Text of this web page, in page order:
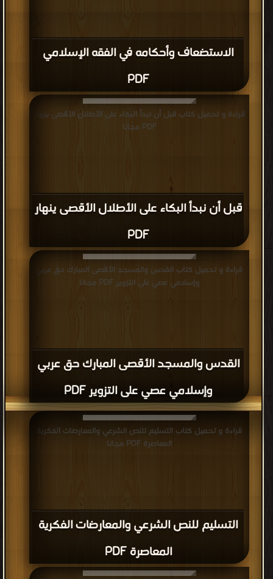
الاستضعاف وأحكامه في الفقه الإسلامي
PDF
قبل أن نبدأ البكاء على الأطلال الأقصى ينهار
PDF
قراءة و تحميل كتاب قبل أن نبدأ البكاء على الأطلال الأقصى ينهار
PDF مجانا
القدس والمسجد الأقصى المبارك حق عربي
وإسلامي عصي على التزوير PDF
قراءة و تحميل كتاب القدس والمسجد الأقصى المبارك حق عربي
وإسلامي عصي على التزوير PDF مجانا
التسليم للنص الشرعي والمعارضات الفكرية
المعاصرة PDF
قراءة و تحميل كتاب التسليم للنص الشرعي والمعارضات الفكرية
المعاصرة PDF مجانا